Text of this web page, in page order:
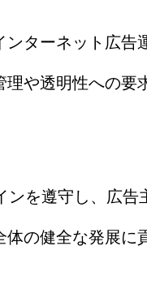
ターネット広告
や透明性への要
ンを遵守し、広告
の健全な発展に